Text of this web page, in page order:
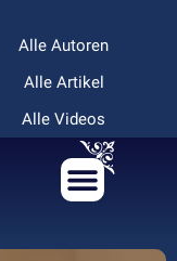
Alle Autoren
Alle Artikel
Alle Videos